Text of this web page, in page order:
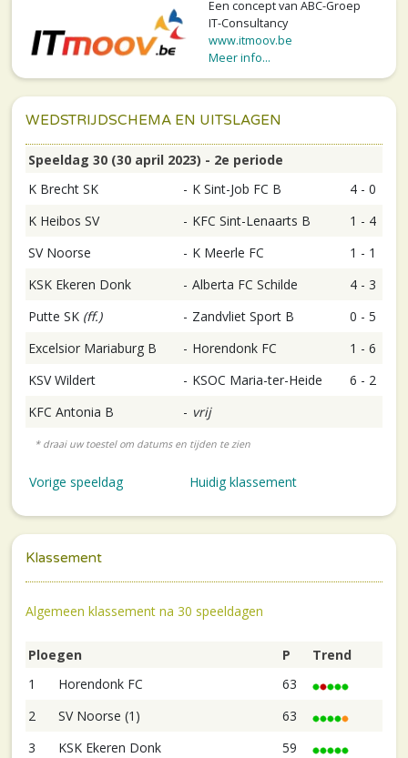
Een concept van ABC-Groep
IT-Consultancy
www.itmoov.be
Meer info...
WEDSTRIJDSCHEMA EN UITSLAGEN
Speeldag 30 (30 april 2023) - 2e periode
K Brecht SK
- K Sint-Job FC B
4 - 0
K Heibos SV
- KFC Sint-Lenaarts B
1 - 4
SV Noorse
- K Meerle FC
1 - 1
KSK Ekeren Donk
- Alberta FC Schilde
4 - 3
Putte SK (ff.) - Zandvliet Sport B
0 - 5
Excelsior Mariaburg B
- Horendonk FC
1 - 6
KSV Wildert
- KSOC Maria-ter-Heide
6 - 2
KFC Antonia B
- vrij
Vorige speeldag Huidig klassement
Klassement
Algemeen klassement na 30 speeldagen
Ploegen P
Trend
1
Horendonk FC
63
2
SV Noorse (1)
63
3
KSK Ekeren Donk
59